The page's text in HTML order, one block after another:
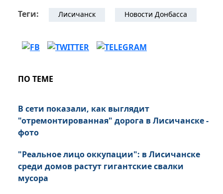
Теги: Лисичанск Новости Донбасса
ПО ТЕМЕ
В сети показали, как выглядит
"отремонтированная" дорога в Лисичанске -
фото
"Реальное лицо оккупации": в Лисичанске
среди домов растут гигантские свалки
мусора